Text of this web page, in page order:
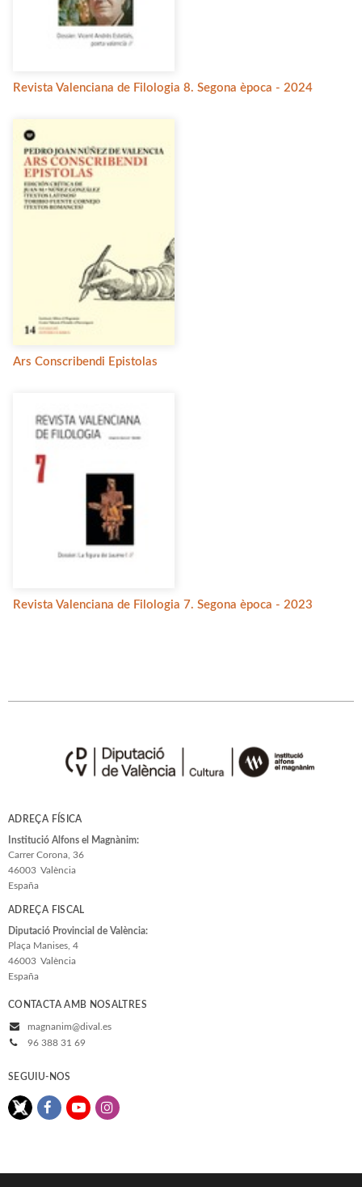
Revista Valenciana de Filologia 8. Segona època - 2024
Ars Conscribendi Epistolas
Revista Valenciana de Filologia 7. Segona època - 2023
ADREÇA FÍSICA
Institució Alfons el Magnànim:
Carrer Corona, 36
46003 València
España
ADREÇA FISCAL
Diputació Provincial de València:
Plaça Manises, 4
46003 València
España
CONTACTA AMB NOSALTRES
magnanim@dival.es
96 388 31 69
SEGUIU-NOS